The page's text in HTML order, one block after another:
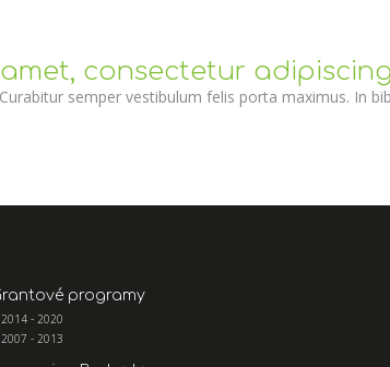
consectetur adipiscing
semper vestibulum felis porta maximus. In
programy
2014 - 2020
2007 - 2013